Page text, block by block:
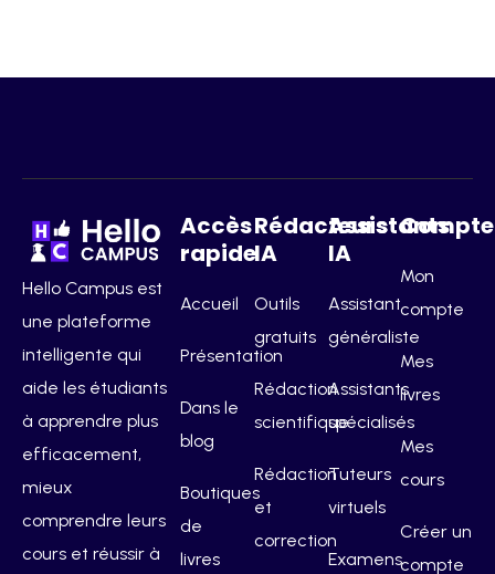
Hello Campus est
une plateforme
intelligente qui
aide les étudiants
à apprendre plus
efficacement,
mieux
comprendre leurs
cours et réussir à
Accès
rapide
Accueil
Présentation
Dans le
blog
Boutiques
de
livres
Rédacteurs
IA
Outils
gratuits
Rédaction
scientifique
Rédaction
et
correction
Assistants
IA
Assistant
généraliste
Assistants
spécialisés
Tuteurs
virtuels
Examens
Compte
Mon
compte
Mes
livres
Mes
cours
Créer un
compte